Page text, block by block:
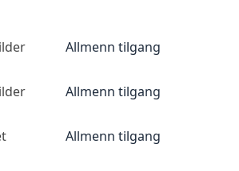
Allmenn tilgang
Allmenn tilgang
Allmenn tilgang